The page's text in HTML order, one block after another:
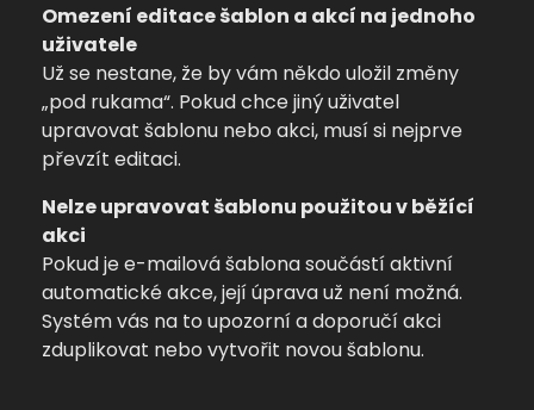
Omezení editace šablon a akcí na jednoho
uživatele
Už se nestane, že by vám někdo uložil změny
„pod rukama“. Pokud chce jiný uživatel
upravovat šablonu nebo akci, musí si nejprve
převzít editaci.
Nelze upravovat šablonu použitou v běžící
akci
Pokud je e-mailová šablona součástí aktivní
automatické akce, její úprava už není možná.
Systém vás na to upozorní a doporučí akci
zduplikovat nebo vytvořit novou šablonu.